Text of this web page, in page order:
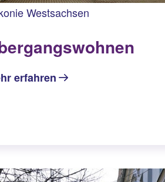
Westsachsen
erfahren